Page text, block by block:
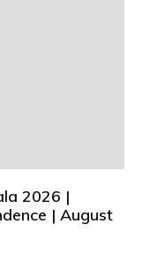
2026 |
| August